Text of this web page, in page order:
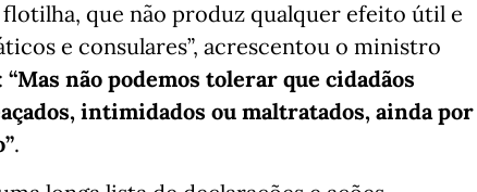
flotilha, que não produz qualquer efeito útil e
e consulares”, acrescentou o ministro
“Mas não podemos tolerar que cidadãos
intimidados ou maltratados, ainda por
.